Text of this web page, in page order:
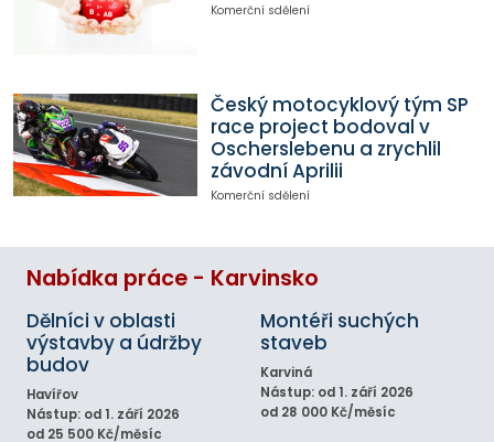
Komerční sdělení
Český motocyklový tým SP
race project bodoval v
Oscherslebenu a zrychlil
závodní Aprilii
Komerční sdělení
Nabídka práce - Karvinsko
Dělníci v oblasti
výstavby a údržby
budov
Havířov
Nástup: od 1. září 2026
od 25 500 Kč/měsíc
Montéři suchých
staveb
Karviná
Nástup: od 1. září 2026
od 28 000 Kč/měsíc